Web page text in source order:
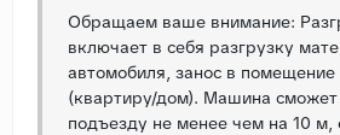
Обращаем ваше внимание:
включает в себя разгрузку
автомобиля, занос в помещение
(квартиру/дом). Машина сможет
подъезду не менее чем на 10 м,